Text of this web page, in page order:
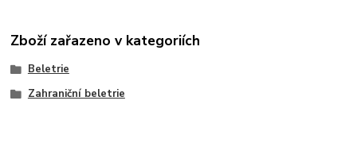
Zboží zařazeno v kategoriích
Beletrie
Zahraniční beletrie